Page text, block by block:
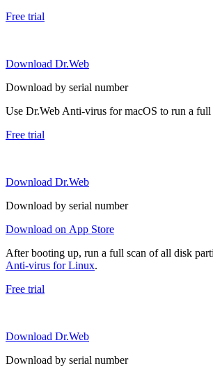
Free trial
Download Dr.Web
Download by serial number
Use Dr.Web Anti-virus for macOS to run a
Free trial
Download Dr.Web
Download by serial number
Download on App Store
After booting up, run a full scan of all disk
Anti-virus for Linux.
Free trial
Download Dr.Web
Download by serial number